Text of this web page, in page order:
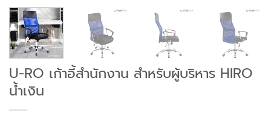
U-RO เก้าอี้สำนักงาน สำหรับผู้บริหาร HIRO
น้ำเงิน